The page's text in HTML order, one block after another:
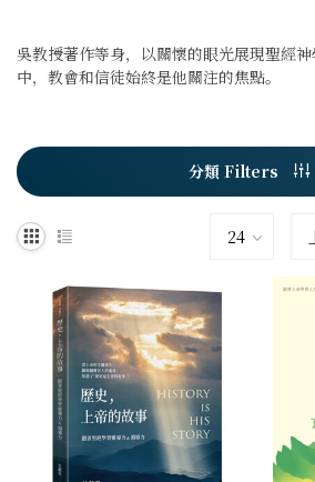
吳教授著作等身，以關懷的眼光展現聖經
中，教會和信徒始終是他關注的焦點。
分類 Filters